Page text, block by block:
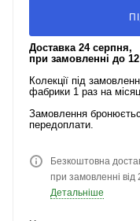
Доставка 24 серпня,
при замовленні до
Колекції під
фабрики 1 раз на
Замовлення
передоплати.
Безкоштовна
при замовленні від
Детальніше